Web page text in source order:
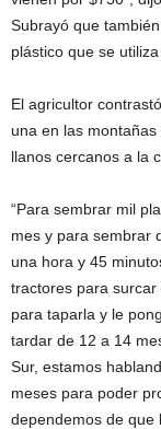
Subrayó que
plástico que se
El agricultor
una en las
llanos cercanos a la
“Para sembrar mil
mes y para sembrar
una hora y 45
tractores para
para taparla y le
tardar de 12 a 14
Sur, estamos
meses para poder
dependemos de que